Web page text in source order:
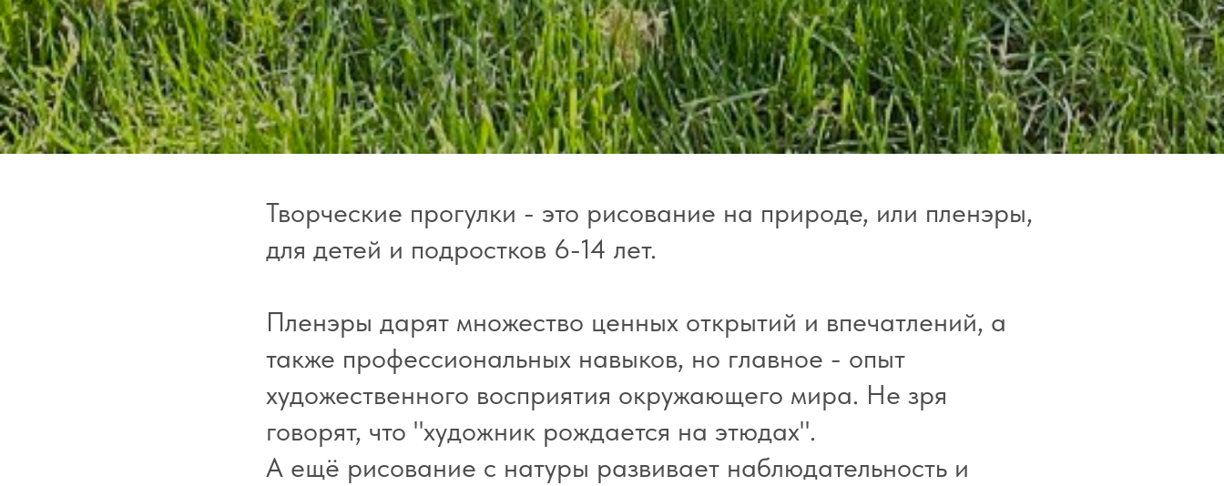
Творческие прогулки - это рисование на природе, или пленэры,
для детей и подростков 6-14 лет.
Пленэры дарят множество ценных открытий и впечатлений, а
также профессиональных навыков, но главное - опыт
художественного восприятия окружающего мира. Не зря
говорят, что "художник рождается на этюдах".
А ещё рисование с натуры развивает наблюдательность и